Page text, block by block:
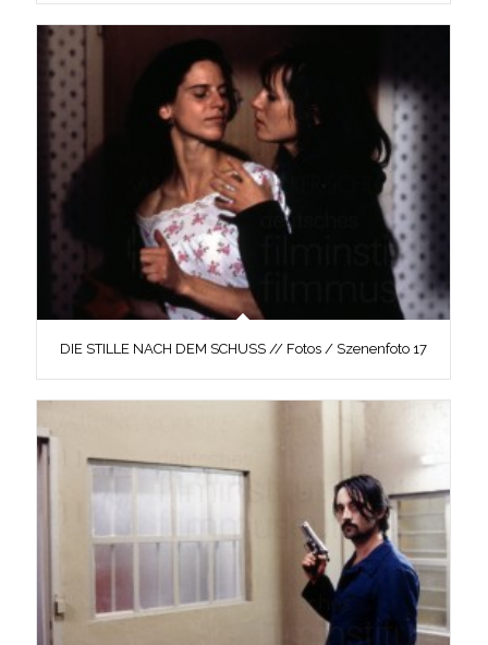
DIE STILLE NACH DEM SCHUSS // Fotos / Szenenfoto 17